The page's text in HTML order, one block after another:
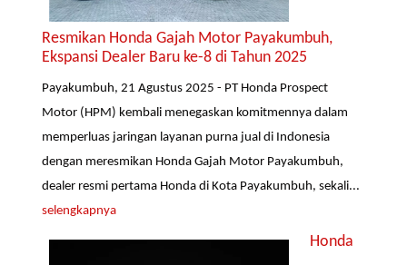
Resmikan Honda Gajah Motor Payakumbuh,
Ekspansi Dealer Baru ke-8 di Tahun 2025
Payakumbuh, 21 Agustus 2025 - PT Honda Prospect
Motor (HPM) kembali menegaskan komitmennya dalam
memperluas jaringan layanan purna jual di Indonesia
dengan meresmikan Honda Gajah Motor Payakumbuh,
dealer resmi pertama Honda di Kota Payakumbuh, sekali...
selengkapnya
Honda